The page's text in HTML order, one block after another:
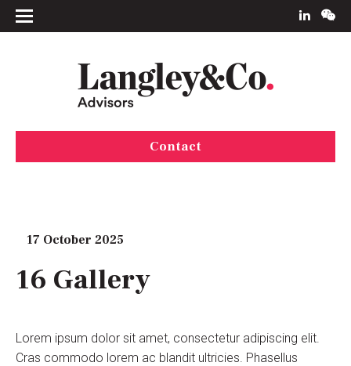
Contact
17 October 2025
16 Gallery
Lorem ipsum dolor sit amet, consectetur adipiscing elit.
Cras commodo lorem ac blandit ultricies. Phasellus